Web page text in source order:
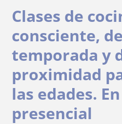
Clases de
consciente, de
temporada y
proximidad
las edades.
presencial